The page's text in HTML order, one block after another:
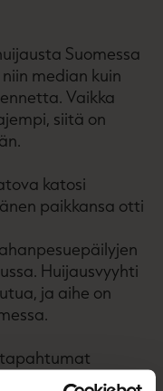
Suomessa
median kuin
Vaikka
siitä on
katosi
paikkansa otti
Huijausvyyhti
ja aihe on
tapahtumat
on käyty